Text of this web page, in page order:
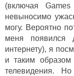
(включая
невыносимо
могу. Вероятно
меня появился
интернету), я
и таким образом
телевидения.